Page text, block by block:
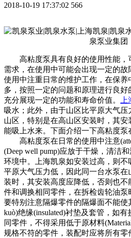
2018-10-19 17:37:02 566
高粘度泵具有良好的使用性能，
需求，在使用中可能会出现一定的
使用中注重日常的维护工作，在保养
多，按照一定的问题和原理进行良好
充分展现一定的功能和寿命价值。
吸水；此外，由于山区比平原大气
山区，特别是在高山区安装时，其
能吸上水来。下面介绍一下高粘度泵
高粘度泵在日常的使用中注意
(Deep well pump)应放于干燥，清洁
环境中。上海凯泉如安装过高，则
平原大气压力低，因此同一台水泵
装时，其安装高度应降低，否则也
件和调换相同零件，在拆检齿轮油泵
要特别注意隔爆零件的隔爆面不能使
kuò)绝缘(insulated)衬垫及套管，如
同零件，不得采用低于原材料
规格不符的零件，装配时应将所有